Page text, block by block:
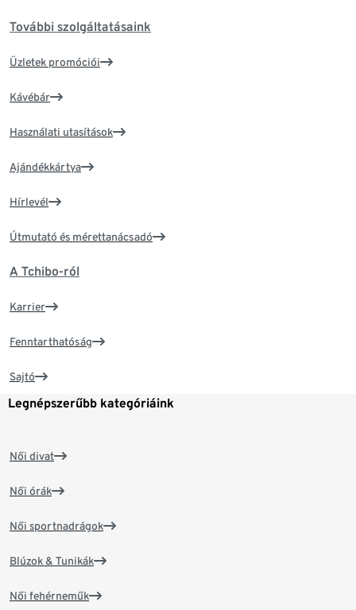
További szolgáltatásaink
Üzletek promóciói
Kávébár
Használati utasítások
Ajándékkártya
Hírlevél
Útmutató és mérettanácsadó
A Tchibo-ról
Karrier
Fenntarthatóság
Sajtó
Legnépszerűbb kategóriáink
Női divat
Női órák
Női sportnadrágok
Blúzok & Tunikák
Női fehérneműk